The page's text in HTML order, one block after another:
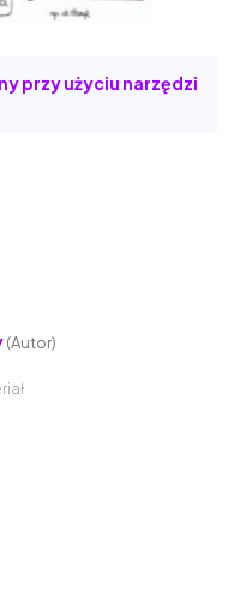
przy użyciu narzędzi
(Autor)